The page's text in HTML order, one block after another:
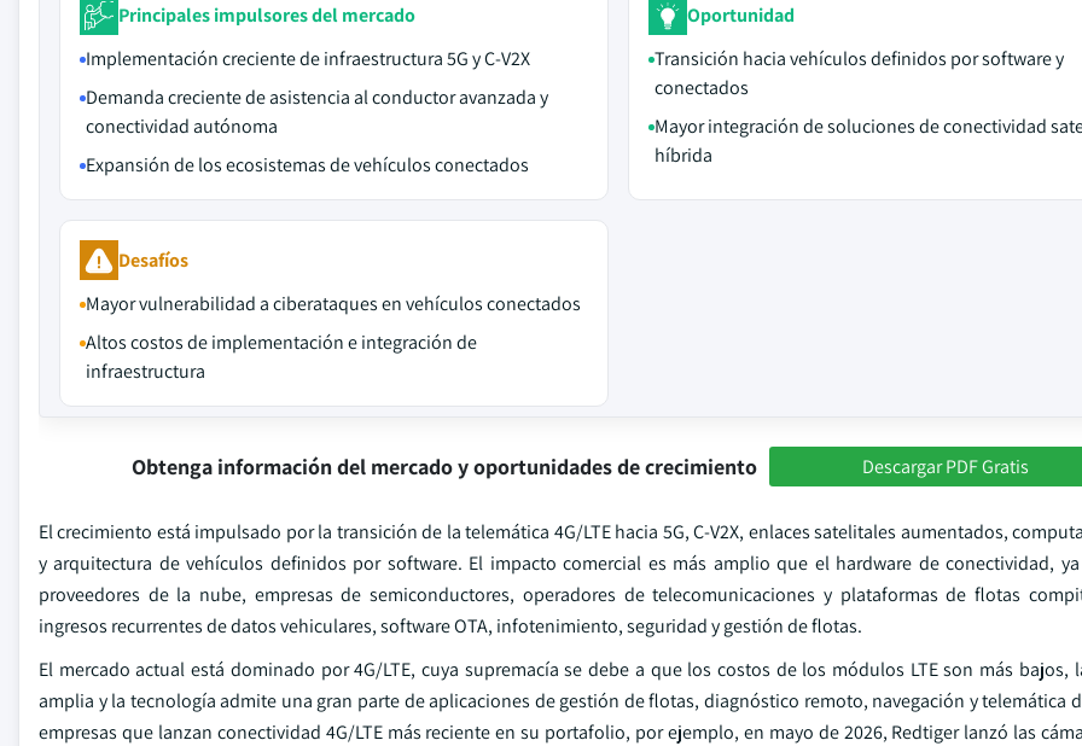
Principales impulsores del mercado
Implementación creciente de infraestructura 5G y C-V2X
Demanda creciente de asistencia al conductor avanzada y
conectividad autónoma
Expansión de los ecosistemas de vehículos conectados
Oportunidad
Transición hacia vehículos definidos por software y
conectados
Mayor integración de soluciones de conectividad
híbrida
Desafíos
Mayor vulnerabilidad a ciberataques en vehículos conectados
Altos costos de implementación e integración de
infraestructura
Obtenga información del mercado y oportunidades de crecimiento Descargar PDF Gratis
El crecimiento está impulsado por la transición de la telemática 4G/LTE hacia 5G, C-V2X, enlaces satelitales aumentados,
y arquitectura de vehículos definidos por software. El impacto comercial es más amplio que el hardware de conectividad,
proveedores de la nube, empresas de semiconductores, operadores de telecomunicaciones y plataformas de flotas
ingresos recurrentes de datos vehiculares, software OTA, infotenimiento, seguridad y gestión de flotas.
El mercado actual está dominado por 4G/LTE, cuya supremacía se debe a que los costos de los módulos LTE son más bajos,
amplia y la tecnología admite una gran parte de aplicaciones de gestión de flotas, diagnóstico remoto, navegación y telemática
empresas que lanzan conectividad 4G/LTE más reciente en su portafolio, por ejemplo, en mayo de 2026, Redtiger lanzó las